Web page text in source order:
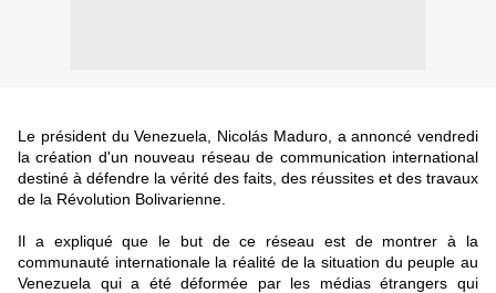
Le président du Venezuela, Nicolás Maduro, aannoncé vendredi
la création d'un nouveau réseau de communication international
destiné à défendre la vérité des faits, des réussites et des travaux
de la Révolution Bolivarienne.
Il a expliqué que le but de ce réseau est de montrer à la
communauté internationale la réalité de la situation du peuple au
Venezuela qui a été déformée par les médias étrangers qui